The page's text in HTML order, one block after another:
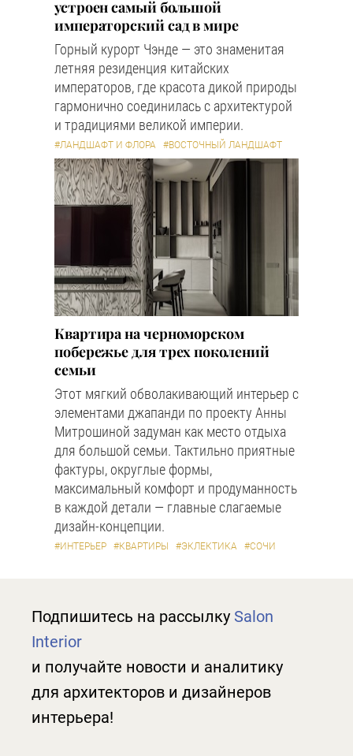
устроен самый большой
императорский сад в мире
Горный курорт Чэнде — это знаменитая
летняя резиденция китайских
императоров, где красота дикой природы
гармонично соединилась с архитектурой
и традициями великой империи.
#ЛАНДШАФТ И ФЛОРА #ВОСТОЧНЫЙ ЛАНДШАФТ
Квартира на черноморском
побережье для трех поколений
семьи
Этот мягкий обволакивающий интерьер с
элементами джапанди по проекту Анны
Митрошиной задуман как место отдыха
для большой семьи. Тактильно приятные
фактуры, округлые формы,
максимальный комфорт и продуманность
в каждой детали — главные слагаемые
дизайн-концепции.
#ИНТЕРЬЕР #КВАРТИРЫ #ЭКЛЕКТИКА #СОЧИ
Подпишитесь на рассылку Salon
Interior
и получайте новости и аналитику
для архитекторов и дизайнеров
интерьера!